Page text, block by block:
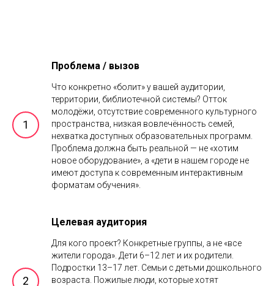
Проблема / вызов
Что конкретно «болит» у вашей аудитории,
территории, библиотечной системы? Отток
молодёжи, отсутствие современного культурного
пространства, низкая вовлечённость семей,
нехватка доступных образовательных программ.
Проблема должна быть реальной — не «хотим
новое оборудование», а «дети в нашем городе не
имеют доступа к современным интерактивным
форматам обучения».
Целевая аудитория
Для кого проект? Конкретные группы, а не «все
жители города». Дети 6–12 лет и их родители.
Подростки 13–17 лет. Семьи с детьми дошкольного
возраста. Пожилые люди, которые хотят